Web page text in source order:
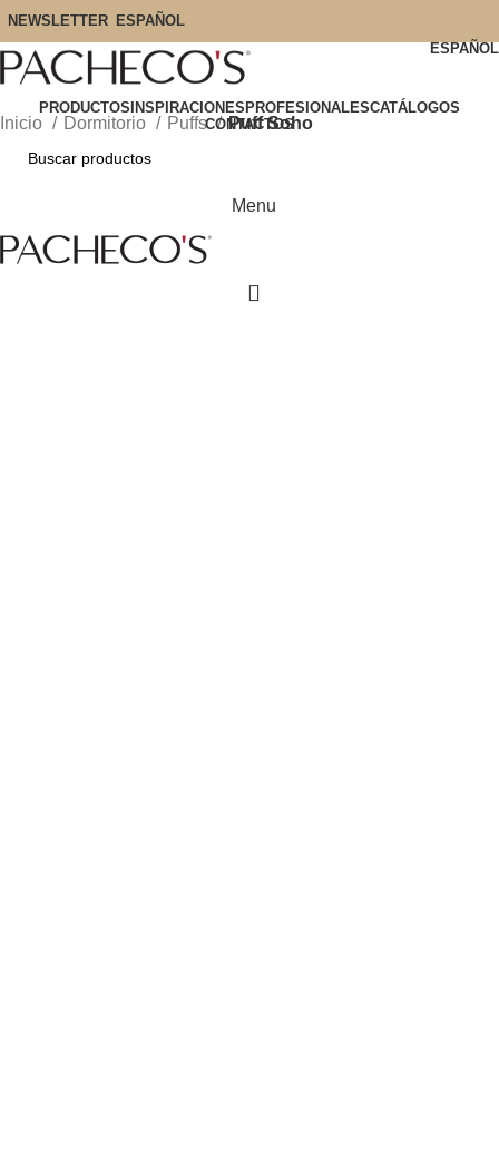
NEWSLETTER ESPAÑOL
ESPAÑOL
PRODUCTOS INSPIRACIONES PROFESIONALESCATÁLOGOS
CONTACTOS
Menu
Inicio Dormitorio Puffs Puff Soho